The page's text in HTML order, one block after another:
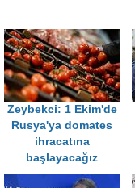
Zeybekci: 1 Ekim'de
Rusya'ya domates
ihracatına
başlayacağız